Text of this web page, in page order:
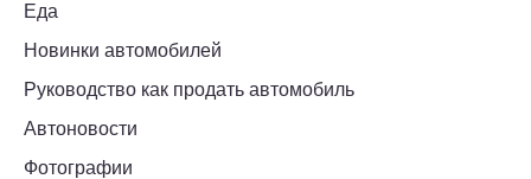
Еда
Новинки автомобилей
Руководство как продать автомобиль
Автоновости
Фотографии